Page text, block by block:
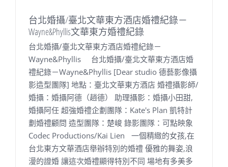
台北婚攝/臺北文華東方酒店婚禮紀錄－
Wayne&Phyllis文華東方婚禮紀錄
台北婚攝/臺北文華東方酒店婚禮紀錄－
Wayne&Phyllis 台北婚攝/臺北文華東方酒店婚
禮紀錄－Wayne&Phyllis [Dear studio 德藝影像攝
影造型團隊] 地點：臺北文華東方酒店 婚禮攝影師/
婚攝：婚攝阿德（趙德） 助理攝影：婚攝小田甜,
婚攝阿任 超強婚禮企劃團隊：Kate's Plan 凱特計
劃婚禮顧問 造型團隊：楚峻 錄影團隊：可點映象
Codec Productions/Kai Lien 一個精緻的女孩,在
台北東方文華酒店舉辦特別的婚禮 優雅的舞姿,浪
漫的證婚 讓這次婚禮顯得特別不同 場地有多美多